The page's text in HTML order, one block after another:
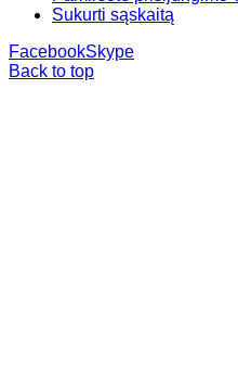
Sukurti sąskaitą
FacebookSkype
Back to top